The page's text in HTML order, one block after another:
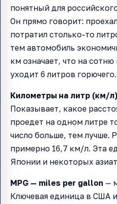
понятный для
Он прямо говорит:
потратил столько-то
тем автомобиль
км означает, что на
уходит 6 литров горючего.
Километры на литр (км/л)
Показывает, какое
проедет на одном литре
число больше, тем лучше.
примерно 16,7 км/л. Эта
Японии и некоторых
MPG — miles per gallon —
Ключевая единица в США